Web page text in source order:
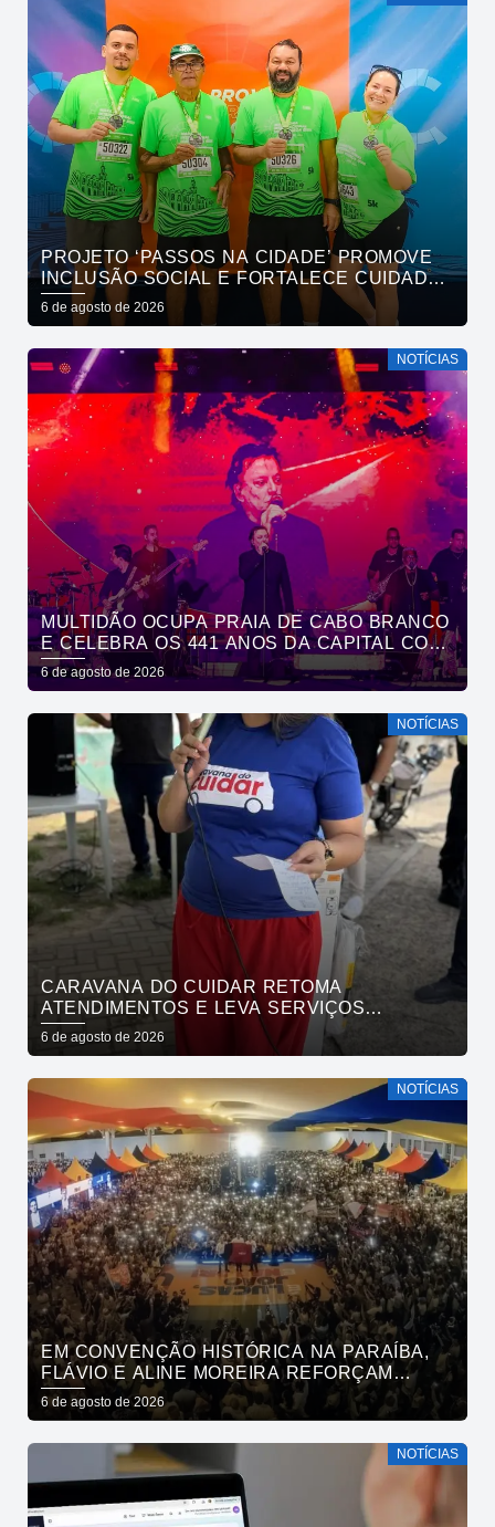
PROJETO ‘PASSOS NA CIDADE’ PROMOVE
INCLUSÃO SOCIAL E FORTALECE CUIDADO
EM SAÚDE MENTAL POR MEIO DA CORRIDA
6 de agosto de 2026
NOTÍCIAS
MULTIDÃO OCUPA PRAIA DE CABO BRANCO
E CELEBRA OS 441 ANOS DA CAPITAL COM
SHOWS DE ROUPA NOVA E FÁBIO JR
6 de agosto de 2026
NOTÍCIAS
CARAVANA DO CUIDAR RETOMA
ATENDIMENTOS E LEVA SERVIÇOS
GRATUITOS AO BAIRRO DE OITIZEIRO
NESTA SEXTA-FEIRA
6 de agosto de 2026
NOTÍCIAS
EM CONVENÇÃO HISTÓRICA NA PARAÍBA,
FLÁVIO E ALINE MOREIRA REFORÇAM
APOIO À CONTINUIDADE DO ATUAL
PROJETO POLÍTICO NO ESTADO
6 de agosto de 2026
NOTÍCIAS